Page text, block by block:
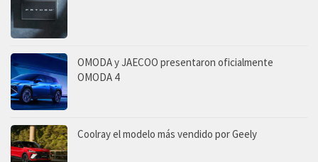
OMODA y JAECOO presentaron oficialmente
OMODA 4
Coolray el modelo más vendido por Geely